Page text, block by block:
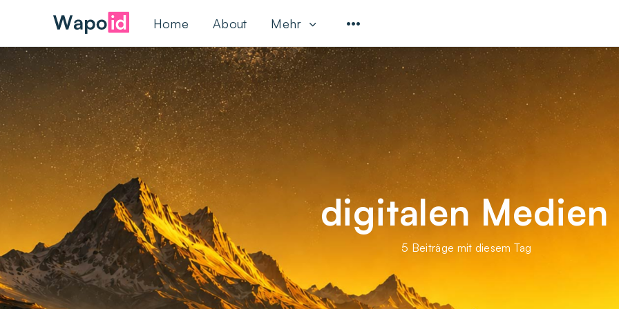
Home About Mehr
digitalen Medien
5 Beiträge mit diesem Tag